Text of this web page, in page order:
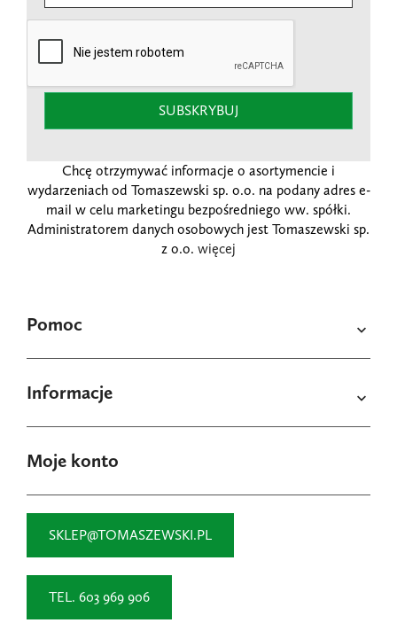
Pomoc 
Informacje 
SUBSKRYBUJ
Chcę otrzymywać informacje o asortymencie i
wydarzeniach od Tomaszewski sp. o.o. na podany adres e-
mail w celu marketingu bezpośredniego ww. spółki.
Administratorem danych osobowych jest Tomaszewski sp.
z o.o. więcej
Moje konto
SKLEP@TOMASZEWSKI.PL
TEL. 603 969 906